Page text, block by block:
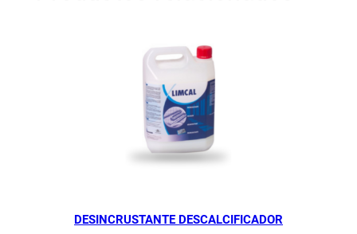
DESINCRUSTANTE DESCALCIFICADOR